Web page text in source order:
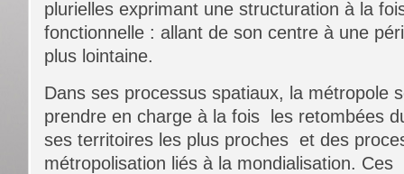
plurielles exprimant une structuration à la
fonctionnelle : allant de son centre à une
plus lointaine.
Dans ses processus spatiaux, la métropole
prendre en charge à la fois les retombées
ses territoires les plus proches et des
métropolisation liés à la mondialisation. Ces